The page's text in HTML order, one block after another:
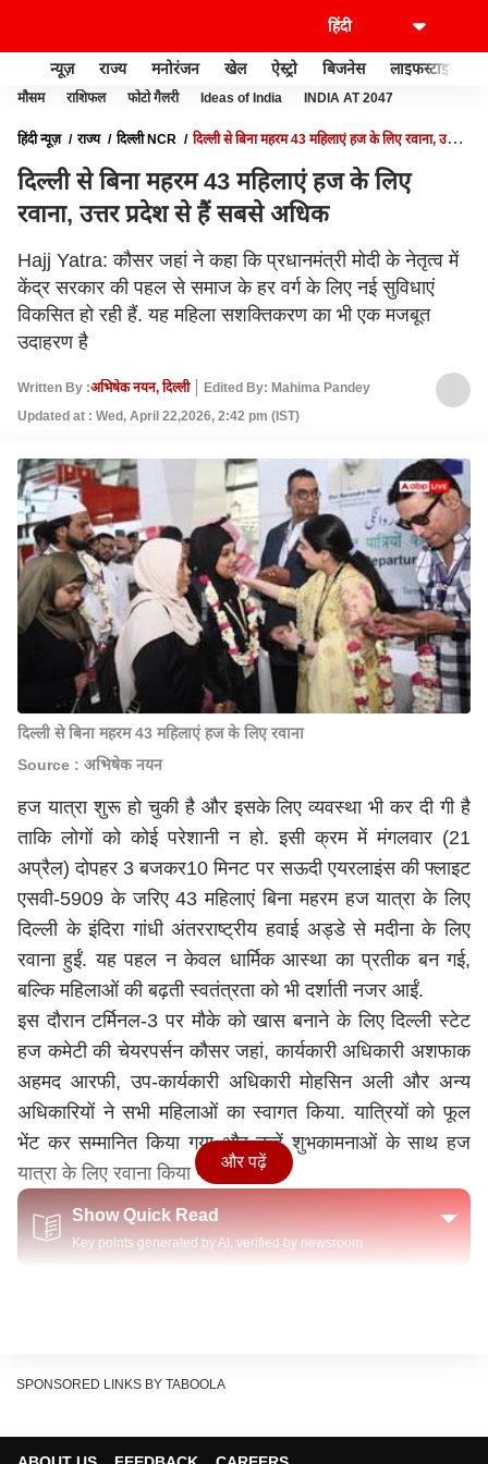
न्यूज़ राज्य मनोरंजन खेल ऐस्ट्रो बिजनेस लाइफस्टाइल
मौसम राशिफल फोटो गैलरी Ideas of India INDIA AT 2047
हिंदी न्यूज़ राज्य दिल्ली NCR
दिल्ली से बिना महरम 43 महिलाएं हज के लिए रवाना, उत्तर
दिल्ली से बिना महरम 43 महिलाएं हज के लिए
रवाना, उत्तर प्रदेश से हैं सबसे अधिक
Hajj Yatra: कौसर जहां ने कहा कि प्रधानमंत्री मोदी के नेतृत्व में
केंद्र सरकार की पहल से समाज के हर वर्ग के लिए नई सुविधाएं
विकसित हो रही हैं. यह महिला सशक्तिकरण का भी एक मजबूत
उदाहरण है
Written By :अभिषेक नयन, दिल्ली
Edited By: Mahima Pandey
Updated at : Wed, April 22,2026, 2:42 pm (IST)
दिल्ली से बिना महरम 43 महिलाएं हज के लिए रवाना
Source : अभिषेक नयन
हज यात्रा शुरू हो चुकी है और इसके लिए व्यवस्था भी कर दी गी है
ताकि लोगों को कोई परेशानी न हो. इसी क्रम में मंगलवार (21
अप्रैल) दोपहर 3 बजकर10 मिनट पर सऊदी एयरलाइंस की फ्लाइट
एसवी-5909 के जरिए 43 महिलाएं बिना महरम हज यात्रा के लिए
दिल्ली के इंदिरा गांधी अंतरराष्ट्रीय हवाई अड्डे से मदीना के लिए
रवाना हुईं. यह पहल न केवल धार्मिक आस्था का प्रतीक बन गई,
बल्कि महिलाओं की बढ़ती स्वतंत्रता को भी दर्शाती नजर आईं.
इस दौरान टर्मिनल-3 पर मौके को खास बनाने के लिए दिल्ली स्टेट
हज कमेटी की चेयरपर्सन कौसर जहां, कार्यकारी अधिकारी अशफाक
अहमद आरफी, उप-कार्यकारी अधिकारी मोहसिन अली और अन्य
अधिकारियों ने सभी महिलाओं का स्वागत किया. यात्रियों को फूल
भेंट कर सम्मानित किया गया और उन्हें शुभकामनाओं के साथ हज
यात्रा के लिए रवाना किया गया.
Show Quick Read
Key points generated by AI, verified by newsroom
मीडिया से बातचीत करते हुए कौसर जहां ने कहा कि प्रधानमंत्री
के लिए नई सुविधाएं विकसित हो रही हैं. उन्होंने कहा कि बिना महरम
और पढ़ें
SPONSORED LINKS BY TABOOLA